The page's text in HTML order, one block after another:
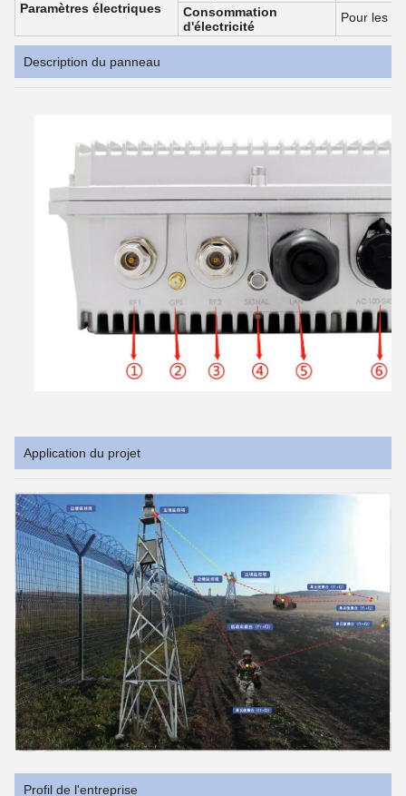
Paramètres électriques
Consommation
d'électricité
Pour les
Description du panneau
Application du projet
Profil de l'entreprise